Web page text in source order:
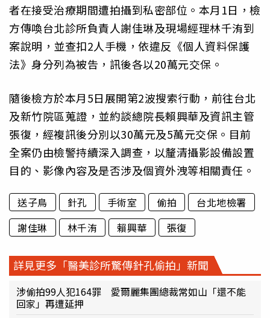
者在接受治療期間遭拍攝到私密部位。本月1日，檢
方傳喚台北診所負責人謝佳琳及現場經理林千洧到
案說明，並查扣2人手機，依違反《個人資料保護
法》身分列為被告，訊後各以20萬元交保。
隨後檢方於本月5日展開第2波搜索行動，前往台北
及新竹院區蒐證，並約談總院長賴興華及資訊主管
張復，經複訊後分別以30萬元及5萬元交保。目前
全案仍由檢警持續深入調查，以釐清攝影設備設置
目的、影像內容及是否涉及個資外洩等相關責任。
送子鳥 針孔 手術室 偷拍
台北地檢署
謝佳琳
林千洧 賴興華 張復
詳見更多「醫美診所驚傳針孔偷拍」新聞
涉偷拍99人犯164罪 愛爾麗集團總裁常如山「還不能
回家」再遭延押